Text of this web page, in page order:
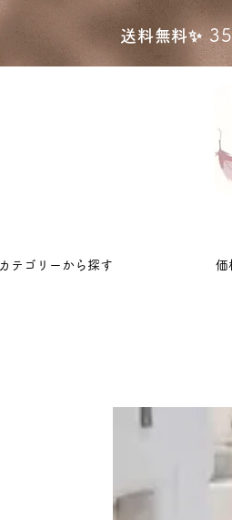
送料無料✨
カテゴリーから探す 価